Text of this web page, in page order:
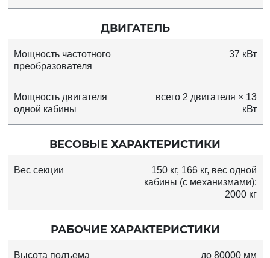
ДВИГАТЕЛЬ
Мощность частотного
преобразователя
37 кВт
Мощность двигателя
одной кабины
всего 2 двигателя × 13
кВт
ВЕСОВЫЕ ХАРАКТЕРИСТИКИ
Вес секции
150 кг, 166 кг, вес одной
кабины (с механизмами):
2000 кг
РАБОЧИЕ ХАРАКТЕРИСТИКИ
Высота подъема до 80000 мм